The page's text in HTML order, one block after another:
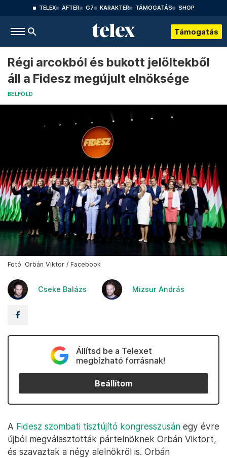
TELEX AFTER G7 KARAKTER TÁMOGATÁS SHOP
Támogatás
Régi arcokból és bukott jelöltekből
áll a Fidesz megújult elnöksége
BELFÖLD
Fotó: Orbán Viktor / Facebook
Cseke Balázs Mizsur András
Állítsd be a Telexet
megbízható forrásnak!
Beállítom
A Fidesz szombati tisztújító kongresszusán egy évre
újból megválasztották pártelnöknek Orbán Viktort,
és szavaztak a négy alelnökről is. Orbán